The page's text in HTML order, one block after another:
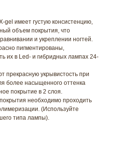
gel имеет густую консистенцию,
объем покрытия, что
и укреплении ногтей.
пигментированы,
их в Led- и гибридных лампах 24-
прекрасную укрывистость при
более насыщенного оттенка
покрытие в 2 слоя.
необходимо проходить
(Используйте
типа лампы).